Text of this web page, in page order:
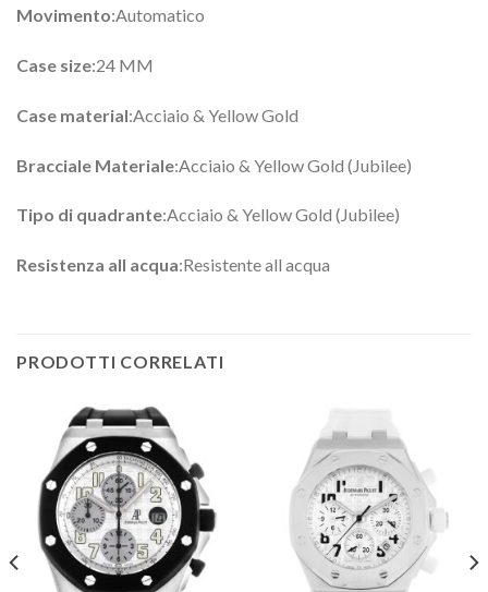
Movimento:Automatico
Case size:24 MM
Case material:Acciaio & Yellow Gold
Bracciale Materiale:Acciaio & Yellow Gold (Jubilee)
Tipo di quadrante:Acciaio & Yellow Gold (Jubilee)
Resistenza all acqua:Resistente all acqua
PRODOTTI CORRELATI